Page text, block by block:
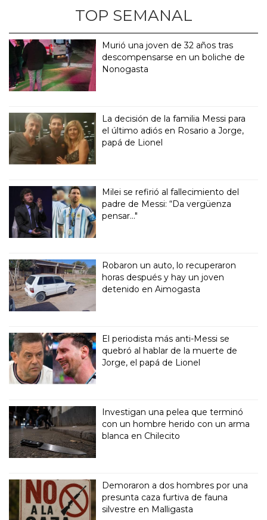
TOP SEMANAL
Murió una joven de 32 años tras
descompensarse en un boliche de
Nonogasta
La decisión de la familia Messi para
el último adiós en Rosario a Jorge,
papá de Lionel
Milei se refirió al fallecimiento del
padre de Messi: “Da vergüenza
pensar..."
Robaron un auto, lo recuperaron
horas después y hay un joven
detenido en Aimogasta
El periodista más anti-Messi se
quebró al hablar de la muerte de
Jorge, el papá de Lionel
Investigan una pelea que terminó
con un hombre herido con un arma
blanca en Chilecito
Demoraron a dos hombres por una
presunta caza furtiva de fauna
silvestre en Malligasta